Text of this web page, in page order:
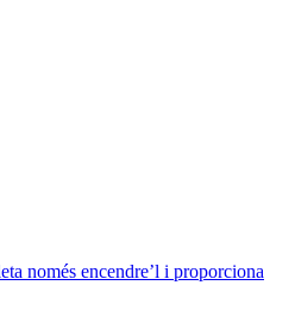
només encendre’l i proporciona